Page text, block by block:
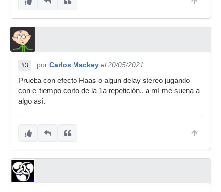
#3 por Carlos Mackey el 20/05/2021
Prueba con efecto Haas o algun delay stereo jugando
con el tiempo corto de la 1a repetición.. a mí me suena a
algo así.